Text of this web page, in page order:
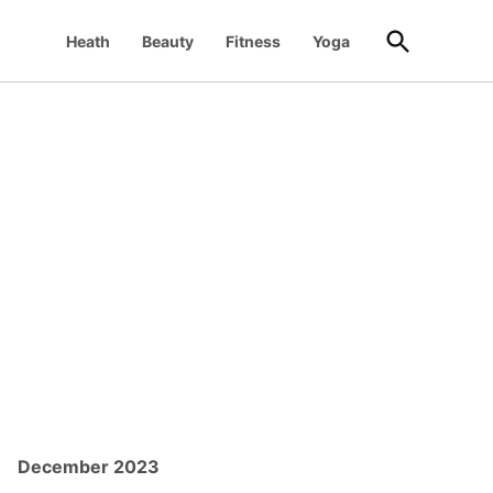
Heath Beauty Fitness Yoga
Open
Search
December 2023